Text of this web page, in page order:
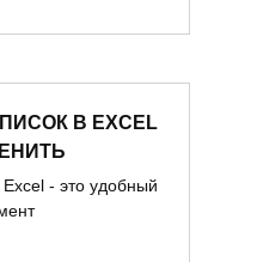
В EXCEL
- это удобный